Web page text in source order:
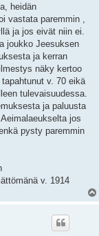
heidän
vastata paremmin ,
ja jos eivät niin ei.
joukko Jeesuksen
ja kerran
näky kertoo
v. 70 eikä
tulevaisuudessa.
ja paluusta
jos
pysty paremmin
v. 1914